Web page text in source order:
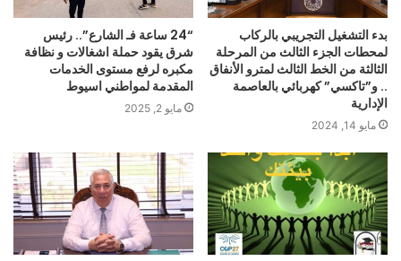
بدء التشغيل التجريبي بالركاب
لمحطات الجزء الثالث من المرحلة
الثالثة من الخط الثالث لمترو الأنفاق
.. و”تاكسي” كهربائي بالعاصمة
الإدارية
مايو 14, 2024
“24 ساعة فـ الشارع”.. رئيس
شرق يقود حملة اشغالات و نظافة
مكبره لرفع مستوى الخدمات
المقدمة لمواطني اسيوط
مايو 2, 2025